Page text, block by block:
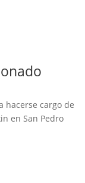
hacerse cargo de
en San Pedro